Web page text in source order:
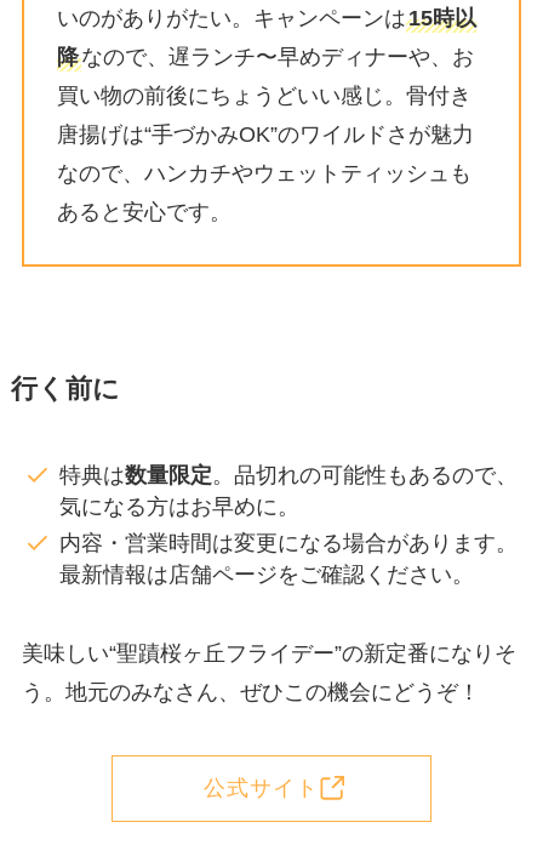
いのがありがたい。キャンペーンは15時以
降なので、遅ランチ〜早めディナーや、お
買い物の前後にちょうどいい感じ。骨付き
唐揚げは“手づかみOK”のワイルドさが魅力
なので、ハンカチやウェットティッシュも
あると安心です。
行く前に
特典は数量限定。品切れの可能性もあるので、
気になる方はお早めに。
内容・営業時間は変更になる場合があります。
最新情報は店舗ページをご確認ください。
美味しい“聖蹟桜ヶ丘フライデー”の新定番になりそ
う。地元のみなさん、ぜひこの機会にどうぞ！
公式サイト